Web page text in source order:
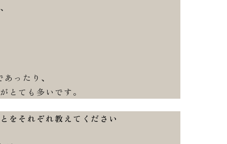
ったり、
ても多いです。
をそれぞれ教えてください